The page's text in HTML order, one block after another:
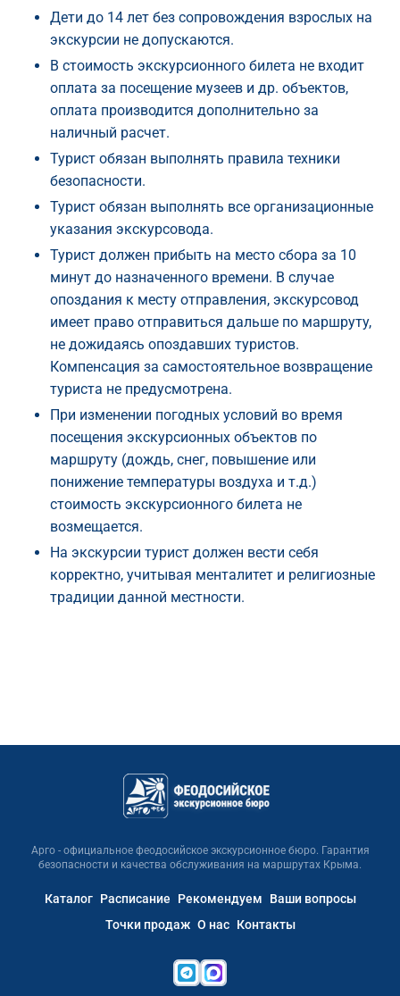
Дети до 14 лет без сопровождения взрослых на
экскурсии не допускаются.
В стоимость экскурсионного билета не входит
оплата за посещение музеев и др. объектов,
оплата производится дополнительно за
наличный расчет.
Турист обязан выполнять правила техники
безопасности.
Турист обязан выполнять все организационные
указания экскурсовода.
Турист должен прибыть на место сбора за 10
минут до назначенного времени. В случае
опоздания к месту отправления, экскурсовод
имеет право отправиться дальше по маршруту,
не дожидаясь опоздавших туристов.
Компенсация за самостоятельное возвращение
туриста не предусмотрена.
При изменении погодных условий во время
посещения экскурсионных объектов по
маршруту (дождь, снег, повышение или
понижение температуры воздуха и т.д.)
стоимость экскурсионного билета не
возмещается.
На экскурсии турист должен вести себя
корректно, учитывая менталитет и религиозные
традиции данной местности.
Арго - официальное феодосийское экскурсионное бюро. Гарантия
безопасности и качества обслуживания на маршрутах Крыма.
Каталог Расписание Рекомендуем
Ваши вопросы
Точки продаж О нас Контакты